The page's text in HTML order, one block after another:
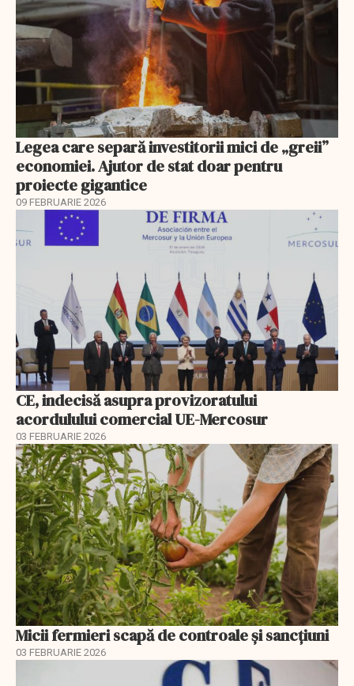
Legea care separă investitorii mici de „greii”
economiei. Ajutor de stat doar pentru
proiecte gigantice
09 FEBRUARIE 2026
CE, indecisă asupra provizoratului
acordulului comercial UE-Mercosur
03 FEBRUARIE 2026
Micii fermieri scapă de controale și sancțiuni
03 FEBRUARIE 2026